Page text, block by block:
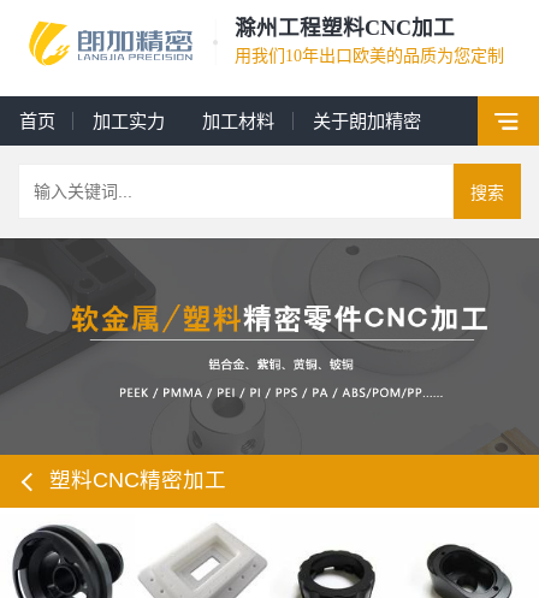
滁州工程塑料CNC加工
用我们10年出口欧美的品质为您定制
首页 加工实力 加工材料 关于朗加精密
搜索
塑料CNC精密加工